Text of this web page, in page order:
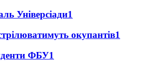
Універсіади1
окупантів1
ФБУ1